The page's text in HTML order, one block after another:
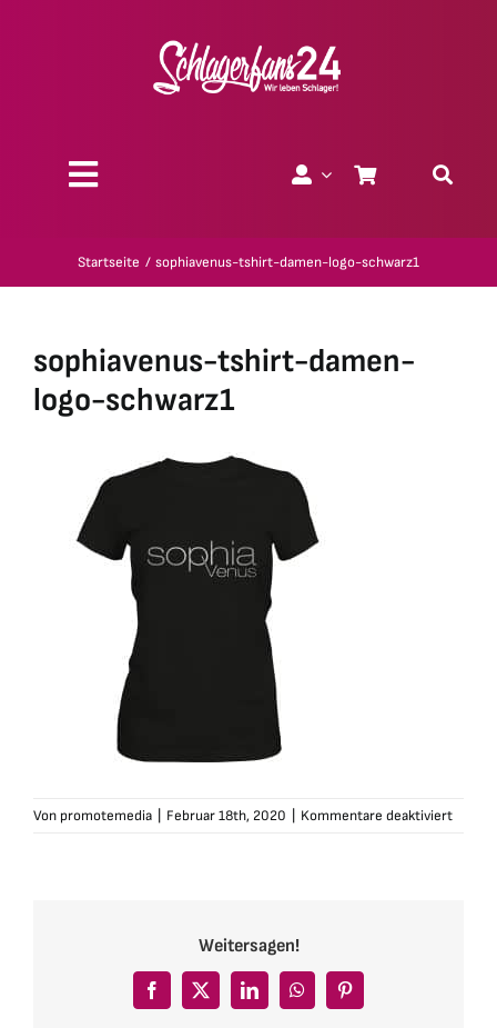
Toggle
Geschenk-Gutscheine
Kollektionen
Startseite sophiavenus-tshirt-damen-logo-schwarz1
sophiavenus-tshirt-damen-
logo-schwarz1
Von promotemedia Februar 18th, 2020 Kommentare deaktiviertfür
Weitersagen!
Facebook
X LinkedInWhatsAppPinterest